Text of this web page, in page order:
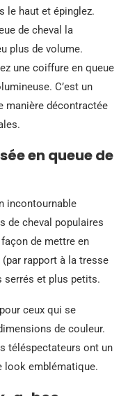
le haut et épinglez.
de cheval la
plus de volume.
une coiffure en queue
C’est un
manière décontractée
en queue de
incontournable
de cheval populaires
de mettre en
rapport à la tresse
et plus petits.
ceux qui se
de couleur.
téléspectateurs ont un
look emblématique.